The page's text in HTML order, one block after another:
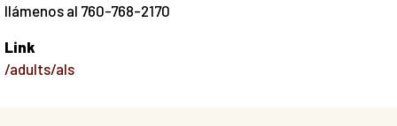
llámenos al 760-768-2170
Link
/adults/als